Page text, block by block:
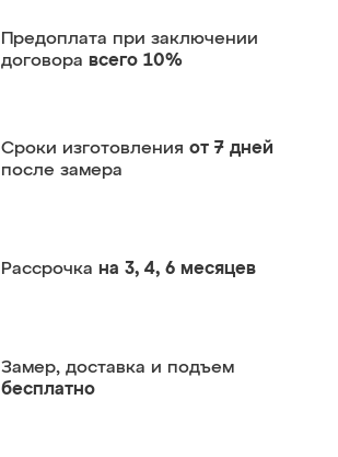
Предоплата при заключении
договора всего 10%
Сроки изготовления от 7 дней
после замера
Рассрочка на 3, 4, 6 месяцев
Замер, доставка и подъем
бесплатно